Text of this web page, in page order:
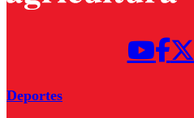
Deportes